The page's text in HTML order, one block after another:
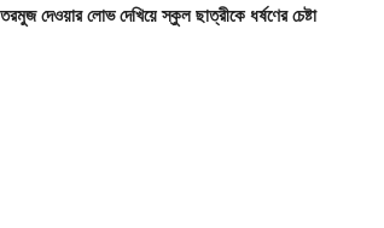
তরমুজ দেওয়ার লোভ দেখিয়ে স্কুল ছাত্রীকে ধর্ষণের চেষ্টা